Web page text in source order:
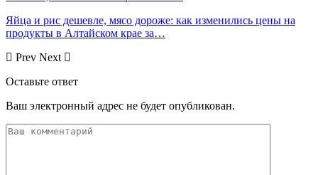
Яйца и рис дешевле, мясо дороже: как изменились цены на
продукты в Алтайском крае за…
Prev Next
Оставьте ответ
Ваш электронный адрес не будет опубликован.